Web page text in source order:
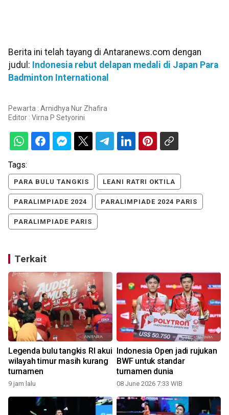
Berita ini telah tayang di Antaranews.com dengan
judul: Indonesia rebut delapan medali di Japan Para
Badminton International
Pewarta : Arnidhya Nur Zhafira
Editor : Virna P Setyorini
Tags:
PARA BULU TANGKIS LEANI RATRI OKTILA
PARALIMPIADE 2024 PARALIMPIADE 2024 PARIS
PARALIMPIADE PARIS
Terkait
Legenda bulu tangkis RI akui
wilayah timur masih kurang
turnamen
9 jam lalu
Indonesia Open jadi rujukan
BWF untuk standar
turnamen dunia
08 June 2026 7:33 WIB